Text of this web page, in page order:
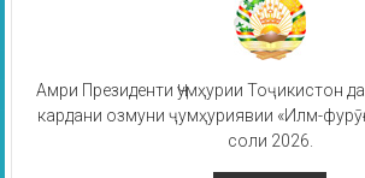
Амри Президенти Ҷумҳурии Тоҷикистон
кардани озмуни ҷумҳуриявии «Илм-
соли 2026.